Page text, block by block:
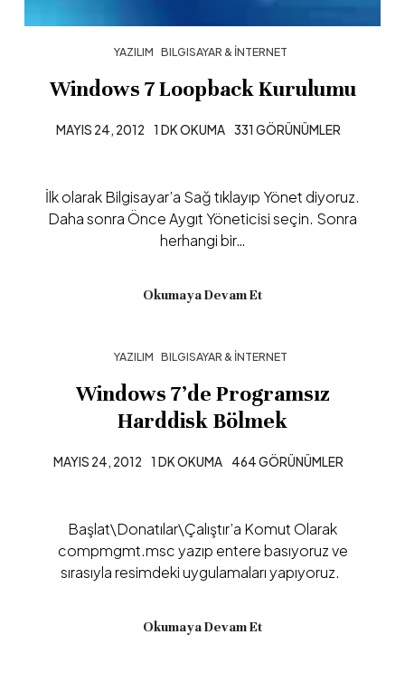
YAZILIM BILGISAYAR & İNTERNET
Windows 7 Loopback Kurulumu
MAYIS 24, 2012 1 DK OKUMA 331 GÖRÜNÜMLER
İlk olarak Bilgisayar’a Sağ tıklayıp Yönet diyoruz.
Daha sonra Önce Aygıt Yöneticisi seçin. Sonra
herhangi bir…
Okumaya Devam Et
YAZILIM BILGISAYAR & İNTERNET
Windows 7’de Programsız
Harddisk Bölmek
MAYIS 24, 2012 1 DK OKUMA 464 GÖRÜNÜMLER
Başlat\Donatılar\Çalıştır’a Komut Olarak
compmgmt.msc yazıp entere basıyoruz ve
sırasıyla resimdeki uygulamaları yapıyoruz.
Okumaya Devam Et